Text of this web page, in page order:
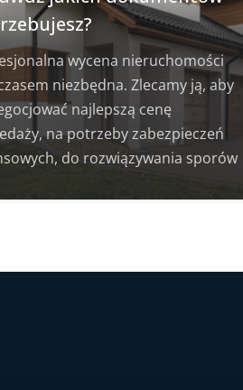
wycena nieruchomości
niezbędna. Zlecamy ją, aby
najlepszą cenę
na potrzeby zabezpieczeń
do rozwiązywania sporów